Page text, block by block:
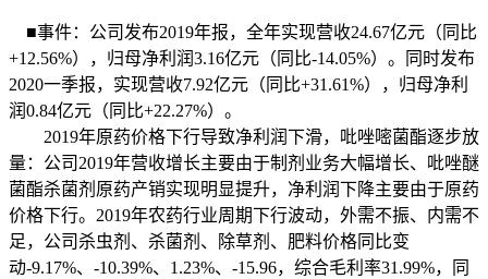
■事件：公司发布2019年报，全年实现营收24.67亿元（同比
+12.56%），归母净利润3.16亿元（同比-14.05%）。
同时发布
2020一季报，实现营收7.92亿元（同比+31.61%），归母净利
润0.84亿元（同比+22.27%）。
2019年原药价格下行导致净利润下滑，吡唑嘧菌酯逐步放
量：公司2019年营收增长主要由于制剂业务大幅增长、吡唑醚
菌酯杀菌剂原药产销实现明显提升，净利润下降主要由于原药
价格下行。2019年农药行业周期下行波动，外需不振、内需不
足，公司杀虫剂、杀菌剂、除草剂、肥料价格同比变
动-9.17%、-10.39%、1.23%、-15.96，综合毛利率31.99%，同